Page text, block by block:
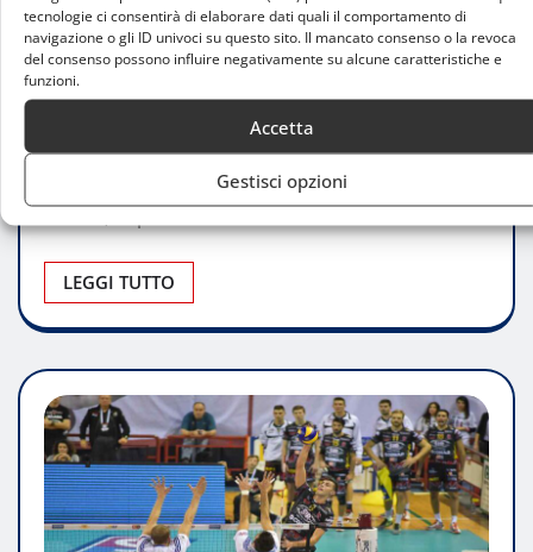
tecnologie ci consentirà di elaborare dati quali il comportamento di
navigazione o gli ID univoci su questo sito. Il mancato consenso o la revoca
del consenso possono influire negativamente su alcune caratteristiche e
funzioni.
Accetta
Gestisci opzioni
Conegliano travolge Milano e ipoteca lo
scudetto
Francesco Lombardi Apr 19, 2025 0
La Prosecco DOC Imoco Conegliano domina Gara
2 dei playoff scudetto contro la Vero Volley
Milano, imponendosi con un netto…
LEGGI TUTTO